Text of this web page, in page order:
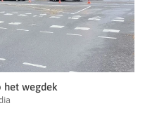
het wegdek